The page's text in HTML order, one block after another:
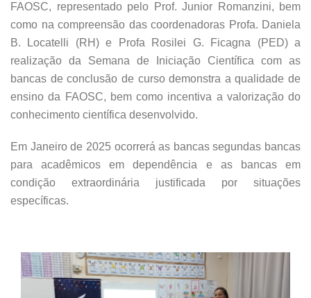
FAOSC, representado pelo Prof. Junior Romanzini, bem
como na compreensão das coordenadoras Profa. Daniela
B. Locatelli (RH) e Profa Rosilei G. Ficagna (PED) a
realização da Semana de Iniciação Científica com as
bancas de conclusão de curso demonstra a qualidade de
ensino da FAOSC, bem como incentiva a valorização do
conhecimento científica desenvolvido.
Em Janeiro de 2025 ocorrerá as bancas segundas bancas
para acadêmicos em dependência e as bancas em
condição extraordinária justificada por situações
específicas.